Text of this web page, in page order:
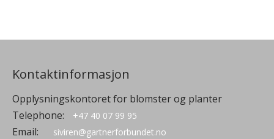
Kontaktinformasjon
Opplysningskontoret for blomster og planter
Telephone:
+47 40 07 99 95
Email: siviren@gartnerforbundet.no